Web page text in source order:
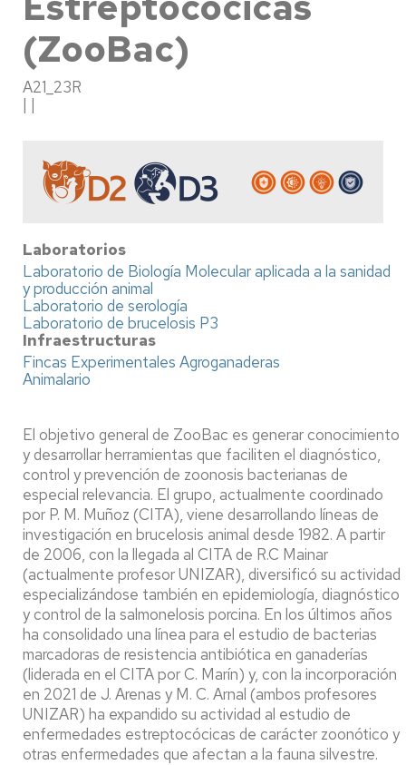
(ZooBac)
A21_23R
| |
Laboratorios
Laboratorio de Biología Molecular aplicada a la sanidad
y producción animal
Laboratorio de serología
Laboratorio de brucelosis P3
Infraestructuras
Fincas Experimentales Agroganaderas
Animalario
El objetivo general de ZooBac es generar conocimiento
y desarrollar herramientas que faciliten el diagnóstico,
control y prevención de zoonosis bacterianas de
especial relevancia. El grupo, actualmente coordinado
por P. M. Muñoz (CITA), viene desarrollando líneas de
investigación en brucelosis animal desde 1982. A partir
de 2006, con la llegada al CITA de R.C Mainar
(actualmente profesor UNIZAR), diversificó su actividad
especializándose también en epidemiología, diagnóstico
y control de la salmonelosis porcina. En los últimos años
ha consolidado una línea para el estudio de bacterias
marcadoras de resistencia antibiótica en ganaderías
(liderada en el CITA por C. Marín) y, con la incorporación
en 2021 de J. Arenas y M. C. Arnal (ambos profesores
UNIZAR) ha expandido su actividad al estudio de
enfermedades estreptocócicas de carácter zoonótico y
otras enfermedades que afectan a la fauna silvestre.